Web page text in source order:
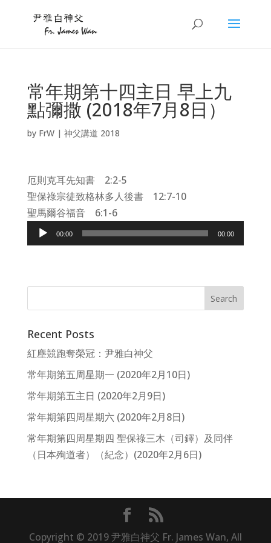
常年期第十四主日 早上九
點彌撒 (2018年7月8日）
by FrW| 神父講道 2018
厄則克耳先知書 2:2-5
聖保祿宗徒致格林多人後書 12:7-10
聖馬爾谷福音 6:1-6
Audio
Player
00:00 00:00
Recent Posts
紅塵競跑奪榮冠：尹雅白神父
常年期第五周星期一 (2020年2月10日)
常年期第五主日 (2020年2月9日)
常年期第四周星期六 (2020年2月8日)
常年期第四周星期四 聖保祿三木（司鐸）及同伴
（日本殉道者）（紀念）(2020年2月6日)
Copyright © 2019 尹雅白神父 Fr. James Wan, All